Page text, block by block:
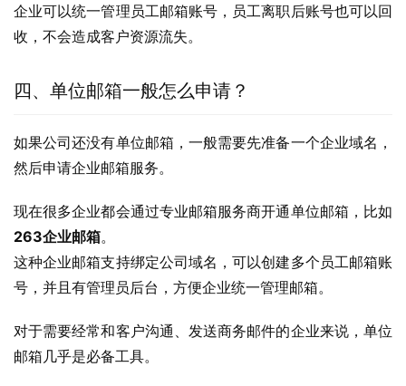
企业可以统一管理员工邮箱账号，员工离职后账号也可以回
收，不会造成客户资源流失。
四、单位邮箱一般怎么申请？
如果公司还没有单位邮箱，一般需要先准备一个企业域名，
然后申请企业邮箱服务。
263企业邮箱。
这种企业邮箱支持绑定公司域名，可以创建多个员工邮箱账
号，并且有管理员后台，方便企业统一管理邮箱。
对于需要经常和客户沟通、发送商务邮件的企业来说，单位
邮箱几乎是必备工具。